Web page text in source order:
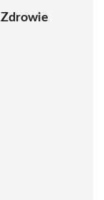
Zdrowie